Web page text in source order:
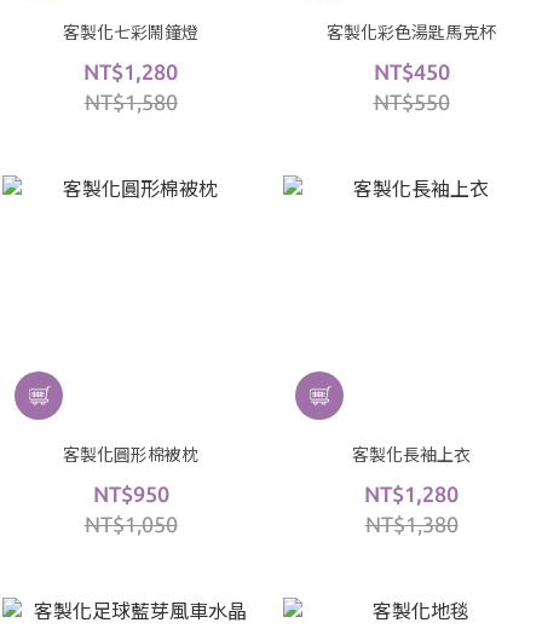
客製化七彩鬧鐘燈
NT$1,280
NT$1,580
客製化彩色湯匙馬克杯
NT$450
NT$550
客製化圓形棉被枕
NT$950
NT$1,050
客製化長袖上衣
NT$1,280
NT$1,380